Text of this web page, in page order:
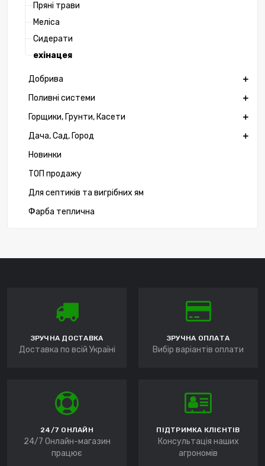
Пряні трави
Меліса
Сидерати
ехінацея
Добрива
Поливні системи
Горщики, Грунти, Касети
Дача, Сад, Город
Новинки
ТОП продажу
Для септиків та вигрібних ям
Фарба теплична
ЗРУЧНА ДОСТАВКА
Доставка по всій Україні
ЗРУЧНА ОПЛАТА
Вибір варіантів оплати
24/7 ОНЛАЙН
24/7 Онлайн-магазин
працює
ПІДТРИМКА КЛІЄНТІВ
Консультація наших
агрономів